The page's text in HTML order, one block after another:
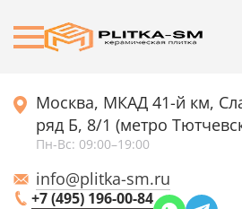
Москва, МКАД 41-й км,
ряд Б, 8/1 (метро
Пн-Вс: 09:00–19:00
info@plitka-sm.ru
+7 (495) 196-00-84